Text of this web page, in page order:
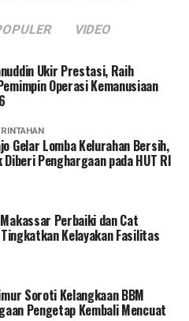
VIDEO
Ukir Prestasi, Raih
Operasi Kemanusiaan
Gelar Lomba Kelurahan Bersih,
Diberi Penghargaan pada HUT RI
Perbaiki dan Cat
Kelayakan Fasilitas
Soroti Kelangkaan BBM
Pengetap Kembali Mencuat